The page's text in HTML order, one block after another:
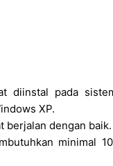
diinstal pada
XP.
berjalan dengan baik.
minimal